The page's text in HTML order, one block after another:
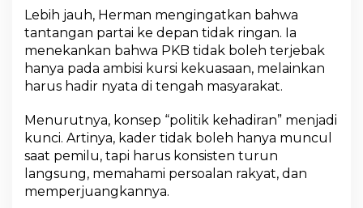
s
U
t
a
a
Lebih jauh, Herman mengingatkan bahwa
tantangan partai ke depan tidak ringan. Ia
menekankan bahwa PKB tidak boleh terjebak
hanya pada ambisi kursi kekuasaan, melainkan
harus hadir nyata di tengah masyarakat.
Menurutnya, konsep “politik kehadiran” menjadi
kunci. Artinya, kader tidak boleh hanya muncul
saat pemilu, tapi harus konsisten turun
langsung, memahami persoalan rakyat, dan
memperjuangkannya.